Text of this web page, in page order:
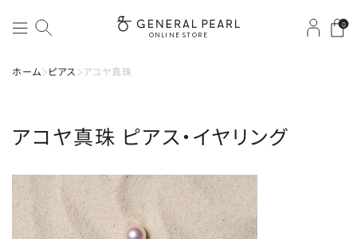
ONLINE STORE
0
ホーム ピアス アコヤ真珠
アコヤ真珠 ピアス・イヤリング